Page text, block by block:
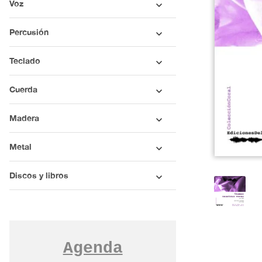
Voz
Percusión
Teclado
Cuerda
Madera
Metal
Discos y libros
Agenda